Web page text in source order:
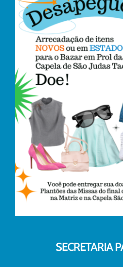
SECRETARIA